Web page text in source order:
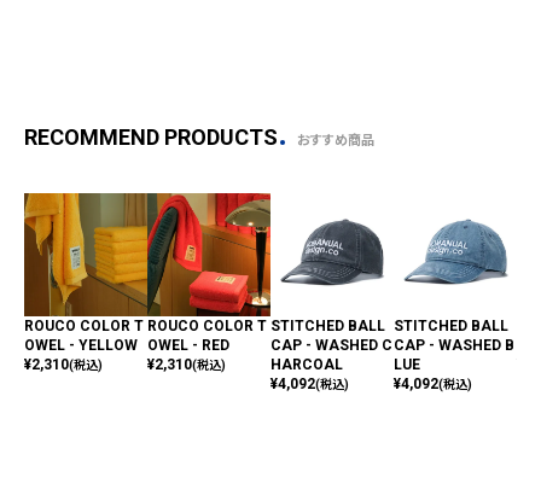
RECOMMEND PRODUCTS おすすめ商品
ROUCO COLOR T
OWEL - YELLOW
¥2,310(税込)
ROUCO COLOR T
OWEL - RED
¥2,310(税込)
STITCHED BALL
CAP - WASHED C
HARCOAL
¥4,092(税込)
STITCHED BALL
CAP - WASHED B
LUE
¥4,092(税込)